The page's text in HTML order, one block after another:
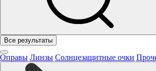
Все результаты
Оправы Линзы Солнцезащитные очки